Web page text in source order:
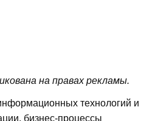
на правах рекламы.
технологий и
бизнес-процессы